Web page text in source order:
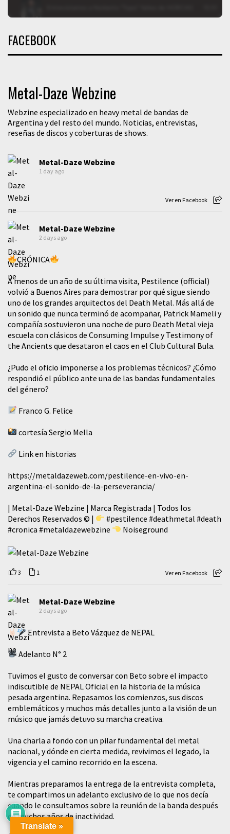
FACEBOOK
Metal-Daze Webzine
Webzine especializado en heavy metal de bandas de
Argentina y del resto del mundo. Noticias, entrevistas,
reseñas de discos y coberturas de shows.
Metal-Daze Webzine
1 day ago
Ver en Facebook
Metal-Daze Webzine
2 days ago
CRÓNICA
A menos de un año de su última visita, Pestilence (official)
volvió a Buenos Aires para demostrar por qué sigue siendo
uno de los grandes arquitectos del Death Metal. Más allá de
un sonido que nunca terminó de acompañar, Patrick Mameli y
compañía sostuvieron una noche de puro Death Metal vieja
escuela con clásicos de Consuming Impulse y Testimony of
the Ancients que desataron el caos en el Club Cultural Bula.
¿Pudo el oficio imponerse a los problemas técnicos? ¿Cómo
respondió el público ante una de las bandas fundamentales
del género?
Franco G. Felice
cortesía Sergio Mella
Link en historias
https://metaldazeweb.com/pestilence-en-vivo-en-
argentina-el-sonido-de-la-perseverancia/
| Metal-Daze Webzine | Marca Registrada | Todos los
Derechos Reservados © |
#pestilence #deathmetal #death
#cronica #metaldazewebzine Noiseground
3 1 Ver en Facebook
Metal-Daze Webzine
2 days ago
Entrevista a Beto Vázquez de NEPAL
Adelanto N° 2
Tuvimos el gusto de conversar con Beto sobre el impacto
indiscutible de NEPAL Oficial en la historia de la música
pesada argentina. Repasamos los comienzos, sus discos
emblemáticos y muchos más detalles junto a la visión de un
músico que jamás detuvo su marcha creativa.
​Una charla a fondo con un pilar fundamental del metal
nacional, y dónde en cierta medida, revivimos el legado, la
vigencia y el camino recorrido en la escena.
Mientras preparamos la entrega de la entrevista completa,
te compartimos un adelanto exclusivo de lo que nos decía
cuando le consultamos sobre la reunión de la banda después
de muchos años de inactividad.
Translate »